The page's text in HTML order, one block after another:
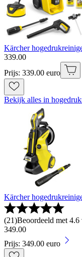
Kärcher
339.00
Prijs: 339.00 euro
Bekijk alles in
Kärcher
(21)Beoordeeld met
349.00
Prijs: 349.00 euro